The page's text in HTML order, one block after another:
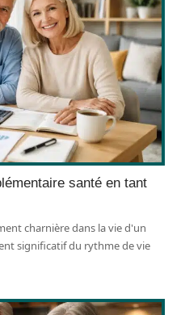
santé en tant
charnière dans la vie d'un
significatif du rythme de vie